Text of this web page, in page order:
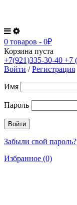
0 товаров - 0₽
Корзина пуста
+7(921)335-30-40 +7
Войти /Регистрация
Имя
Пароль
Забыли свой пароль?
Избранное (0)